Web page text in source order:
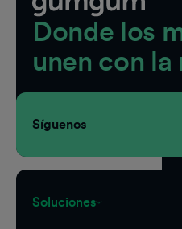
Donde los
unen con
Síguenos
Soluciones